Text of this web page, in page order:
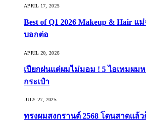
APRIL 17, 2025
Best of Q1 2026 Makeup & Hair
บอกต่อ
APRIL 20, 2026
เปียกฝนแต่ผมไม่มอม ! 5 ไอเทมผม
กระเป๋า
JULY 27, 2025
ทรงผมสงกรานต์ 2568 โดนสาดแล้ว